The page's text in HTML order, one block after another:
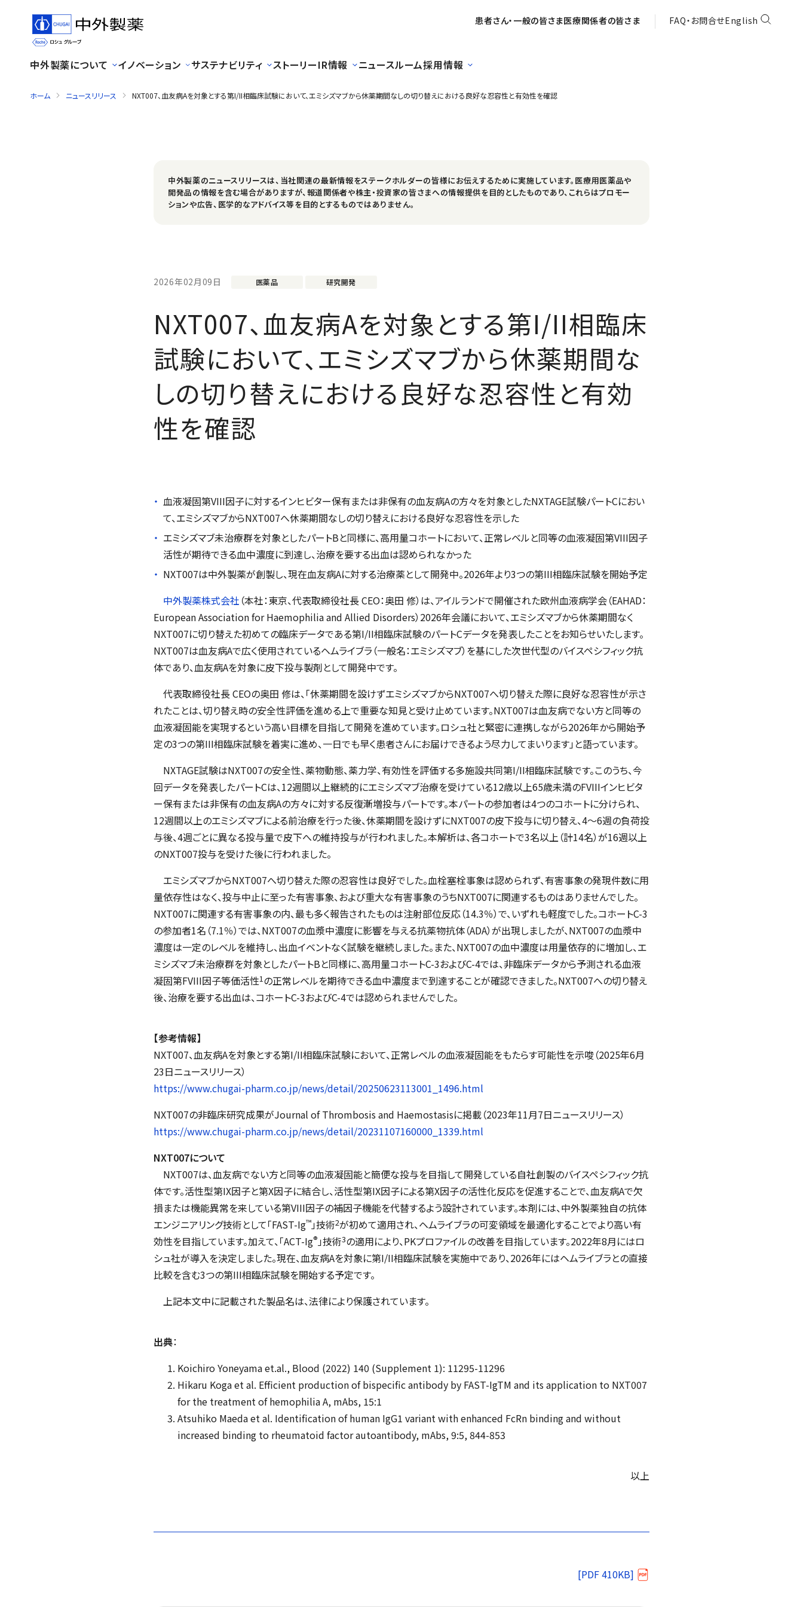
患者さん・一般の皆さま医療関係者の皆さま FAQ・お問合せEnglish
中外製薬について イノベーション サステナビリティ ストーリーIR情報 ニュースルーム採用情報
ホーム ニュースリリース NXT007、血友病Aを対象とする第I/II相臨床試験において、エミシズマブから休薬期間なしの切り替えにおける良好な忍容性と有効性を確認
中外製薬のニュースリリースは、当社関連の最新情報をステークホルダーの皆様にお伝えするために実施しています。医療用医薬品や
開発品の情報を含む場合がありますが、報道関係者や株主・投資家の皆さまへの情報提供を目的としたものであり、これらはプロモー
ションや広告、医学的なアドバイス等を目的とするものではありません。
2026年02月09日 医薬品 研究開発
NXT007、血友病Aを対象とする第I/II相臨床
試験において、エミシズマブから休薬期間な
しの切り替えにおける良好な忍容性と有効
性を確認
血液凝固第VIII因子に対するインヒビター保有または非保有の血友病Aの方々を対象としたNXTAGE試験パートCにおい
て、エミシズマブからNXT007へ休薬期間なしの切り替えにおける良好な忍容性を示した
エミシズマブ未治療群を対象としたパートBと同様に、高用量コホートにおいて、正常レベルと同等の血液凝固第VIII因子
活性が期待できる血中濃度に到達し、治療を要する出血は認められなかった
NXT007は中外製薬が創製し、現在血友病Aに対する治療薬として開発中。2026年より3つの第III相臨床試験を開始予定
中外製薬株式会社 （本社：東京、代表取締役社長 CEO：奥田 修）は、アイルランドで開催された欧州血液病学会（EAHAD：
European Association for Haemophilia and Allied Disorders）2026年会議において、エミシズマブから休薬期間なく
NXT007に切り替えた初めての臨床データである第I/II相臨床試験のパートCデータを発表したことをお知らせいたします。
NXT007は血友病Aで広く使用されているヘムライブラ（一般名：エミシズマブ）を基にした次世代型のバイスペシフィック抗
体であり、血友病Aを対象に皮下投与製剤として開発中です。
代表取締役社長 CEOの奥田 修は、「休薬期間を設けずエミシズマブからNXT007へ切り替えた際に良好な忍容性が示さ
れたことは、切り替え時の安全性評価を進める上で重要な知見と受け止めています。NXT007は血友病でない方と同等の
血液凝固能を実現するという高い目標を目指して開発を進めています。ロシュ社と緊密に連携しながら2026年から開始予
定の3つの第III相臨床試験を着実に進め、一日でも早く患者さんにお届けできるよう尽力してまいります」と語っています。
NXTAGE試験はNXT007の安全性、薬物動態、薬力学、有効性を評価する多施設共同第I/II相臨床試験です。このうち、今
回データを発表したパートCは、12週間以上継続的にエミシズマブ治療を受けている12歳以上65歳未満のFVIIIインヒビタ
ー保有または非保有の血友病Aの方々に対する反復漸増投与パートです。本パートの参加者は4つのコホートに分けられ、
12週間以上のエミシズマブによる前治療を行った後、休薬期間を設けずにNXT007の皮下投与に切り替え、4～6週の負荷投
与後、4週ごとに異なる投与量で皮下への維持投与が行われました。本解析は、各コホートで3名以上（計14名）が16週以上
のNXT007投与を受けた後に行われました。
エミシズマブからNXT007へ切り替えた際の忍容性は良好でした。血栓塞栓事象は認められず、有害事象の発現件数に用
量依存性はなく、投与中止に至った有害事象、および重大な有害事象のうちNXT007に関連するものはありませんでした。
NXT007に関連する有害事象の内、最も多く報告されたものは注射部位反応（14.3％）で、いずれも軽度でした。コホートC-3
の参加者1名（7.1％）では、NXT007の血漿中濃度に影響を与える抗薬物抗体（ADA）が出現しましたが、NXT007の血漿中
濃度は一定のレベルを維持し、出血イベントなく試験を継続しました。また、NXT007の血中濃度は用量依存的に増加し、エ
ミシズマブ未治療群を対象としたパートBと同様に、高用量コホートC-3およびC-4では、非臨床データから予測される血液
凝固第FVIII因子等価活性1の正常レベルを期待できる血中濃度まで到達することが確認できました。NXT007への切り替え
後、治療を要する出血は、コホートC-3およびC-4では認められませんでした。
【参考情報】
NXT007、血友病Aを対象とする第I/II相臨床試験において、正常レベルの血液凝固能をもたらす可能性を示唆（2025年6月
23日ニュースリリース）
https://www.chugai-pharm.co.jp/news/detail/20250623113001_1496.html
NXT007の非臨床研究成果がJournal of Thrombosis and Haemostasisに掲載（2023年11月7日ニュースリリース）
https://www.chugai-pharm.co.jp/news/detail/20231107160000_1339.html
NXT007について
NXT007は、血友病でない方と同等の血液凝固能と簡便な投与を目指して開発している自社創製のバイスペシフィック抗
体です。活性型第IX因子と第X因子に結合し、活性型第IX因子による第X因子の活性化反応を促進することで、血友病Aで欠
損または機能異常を来している第VIII因子の補因子機能を代替するよう設計されています。本剤には、中外製薬独自の抗体
エンジニアリング技術として「FAST-Ig™ 」技術2が初めて適用され、ヘムライブラの可変領域を最適化することでより高い有
効性を目指しています。加えて、「ACT-Ig® 」技術3の適用により、PKプロファイルの改善を目指しています。2022年8月にはロ
シュ社が導入を決定しました。現在、血友病Aを対象に第I/II相臨床試験を実施中であり、2026年にはヘムライブラとの直接
比較を含む3つの第III相臨床試験を開始する予定です。
上記本文中に記載された製品名は、法律により保護されています。
出典：
Koichiro Yoneyama et.al., Blood (2022) 140 (Supplement 1): 11295-11296
Hikaru Koga et al. Efficient production of bispecific antibody by FAST-IgTM and its application to NXT007
for the treatment of hemophilia A, mAbs, 15:1
Atsuhiko Maeda et al. Identification of human IgG1 variant with enhanced FcRn binding and without
increased binding to rheumatoid factor autoantibody, mAbs, 9:5, 844-853
以上
[PDF 410KB]